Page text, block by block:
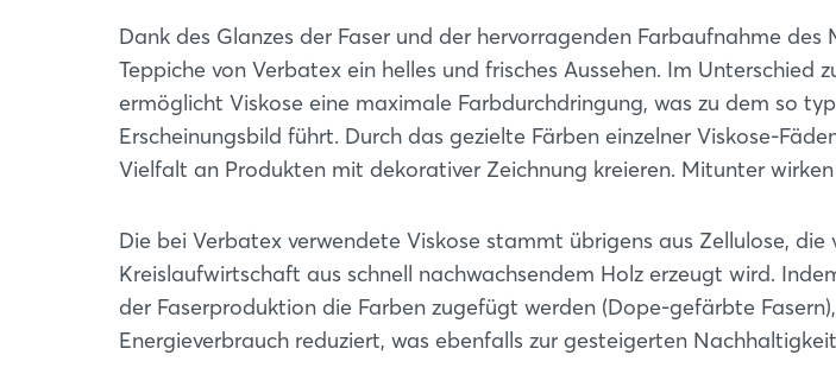
Dank des Glanzes der Faser und der hervorragenden Farbaufnahme
Teppiche von Verbatex ein helles und frisches Aussehen. Im Unterschied
ermöglicht Viskose eine maximale Farbdurchdringung, was zu dem so
Erscheinungsbild führt. Durch das gezielte Färben einzelner Viskose-
Vielfalt an Produkten mit dekorativer Zeichnung kreieren. Mitunter
Die bei Verbatex verwendete Viskose stammt übrigens aus Zellulose, die
Kreislaufwirtschaft aus schnell nachwachsendem Holz erzeugt wird.
der Faserproduktion die Farben zugefügt werden (Dope-gefärbte
Energieverbrauch reduziert, was ebenfalls zur gesteigerten